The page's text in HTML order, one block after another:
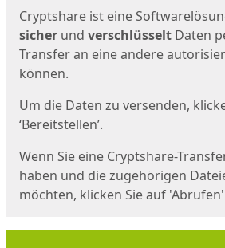
Cryptshare ist eine
sicher und verschlüsselt Daten
Transfer an eine andere
können.
Um die Daten zu versenden,
‘Bereitstellen’.
Wenn Sie eine Cryptshare-
haben und die zugehörigen
möchten, klicken Sie auf